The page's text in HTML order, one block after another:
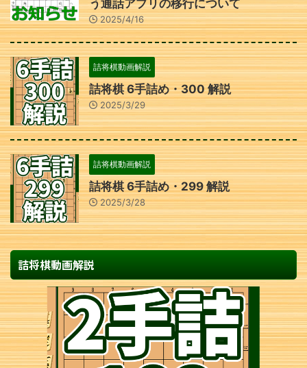
う通話アプリの移行について
2025/4/16
詰将棋動画解説
詰将棋 6手詰め・300 解説
2025/3/29
詰将棋動画解説
詰将棋 6手詰め・299 解説
2025/3/28
詰将棋動画解説